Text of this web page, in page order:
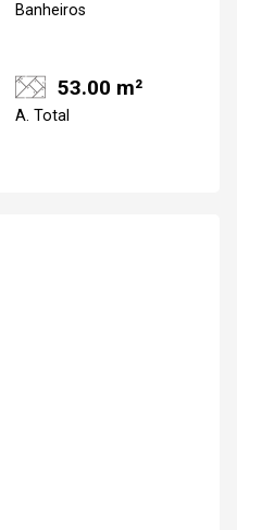
Banheiros
53.00 m²
A. Total